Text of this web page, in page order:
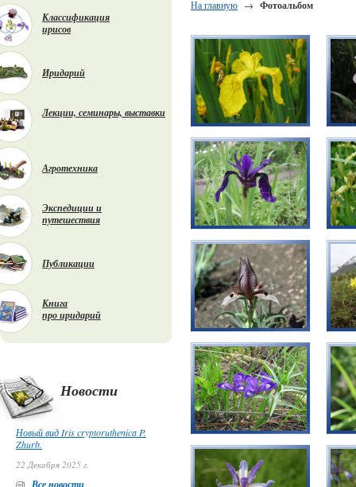
Классификация
ирисов
Иридарий
Лекции, семинары, выставки
Агротехника
Экспедиции и
путешествия
Публикации
Книга
про иридарий
Новости
Новый вид Iris cryptoruthenica P.
Zhurb.
22 Декабря 2025 г.
Все новости
На главную → Фотоальбом